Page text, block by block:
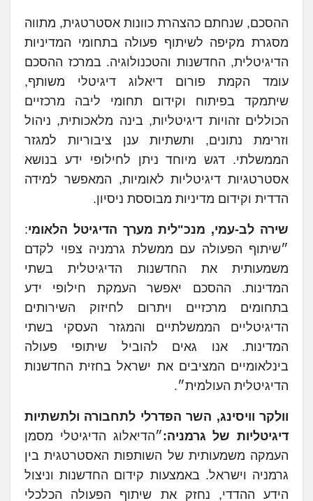
ההסכם, שנחתם כהצהרת כוונות אסטרטגית, מתווה
מסגרת מקיפה לשיתוף פעולה בתחומי המדיניות
הדיגיטלית, החדשנות והטכנולוגיה. במרכז ההסכם
עומד הקמת פורום דיאלוג דיגיטלי משותף,
שיתמקד בפיתוח וקידום תחומי ליבה מרכזיים
הכוללים זהויות דיגיטליות, בינה מלאכותית, ניהול
וזרימת נתונים, ותשתיות ענן ציבוריות למגזר
הממשלתי. דגש מיוחד ניתן לחילופי ידע בנושא
אסטרטגיות דיגיטליות לאומיות, המאפשר למידה
הדדית וקידום מדיניות מבוססת ניסיון.
שירה לב-עמי, מנכ"לית מערך הדיגיטל הלאומי:
״שיתוף הפעולה עם ממשלת גרמניה צפוי לקדם
משמעותית את החדשנות הדיגיטלית בשתי
המדינות. ההסכם יאפשר העמקת חילופי ידע
בתחומים מרכזיים ויתרום לחיזוק השירותים
הדיגיטליים הממשלתיים והמגזר העסקי בשתי
המדינות. אנו גאים להוביל שיתופי פעולה
בינלאומיים המציבים את ישראל בחזית החדשנות
הדיגיטלית העולמית״.
וולקר וויסינג, השר הפדרלי לתחבורה ולתשתיות
דיגיטליות של גרמניה:״הדיאלוג הדיגיטלי מסמן
העמקה משמעותית של השותפות האסטרטגית בין
גרמניה וישראל. באמצעות קידום החדשנות וניצול
הידע ההדדי, נחזק את שיתוף הפעולה הכלכלי